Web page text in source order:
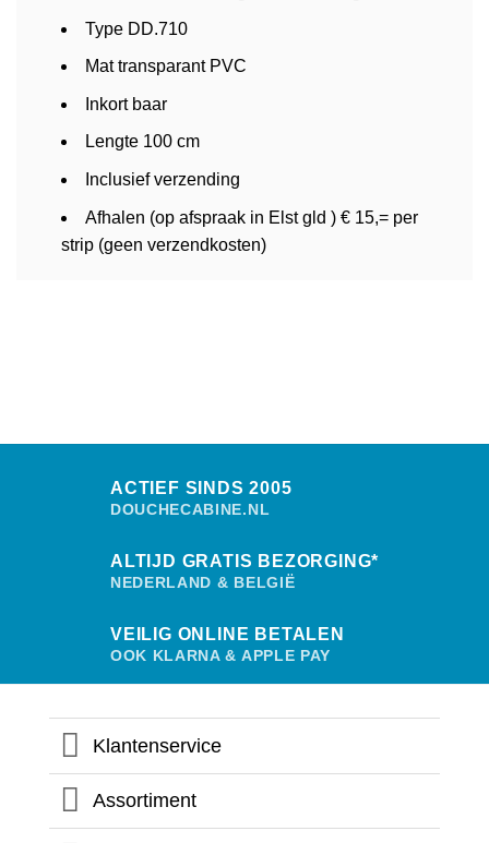
Type DD.710
Mat transparant PVC
Inkort baar
Lengte 100 cm
Inclusief verzending
Afhalen (op afspraak in Elst gld ) € 15,= per
strip (geen verzendkosten)
ACTIEF SINDS 2005
DOUCHECABINE.NL
ALTIJD GRATIS BEZORGING*
NEDERLAND & BELGIË
VEILIG ONLINE BETALEN
OOK KLARNA & APPLE PAY
Klantenservice
Assortiment